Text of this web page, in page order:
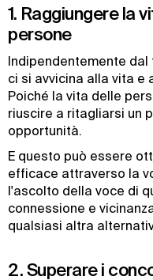
1. Raggiungere la
persone
Indipendentemente
ci si avvicina alla vita e
Poiché la vita delle
riuscire a ritagliarsi un
opportunità.
E questo può essere
efficace attraverso la
l'ascolto della voce di
connessione e
qualsiasi altra
2. Superare i